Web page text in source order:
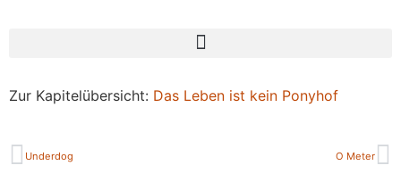
Zur Kapitelübersicht: Das Leben ist kein Ponyhof
Underdog O Meter